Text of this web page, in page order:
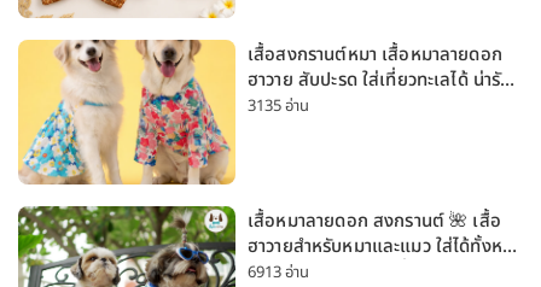
เสื้อสงกรานต์หมา เสื้อหมาลายดอก
ฮาวาย สับปะรด ใส่เที่ยวทะเลได้ น่ารัก
ใส่ได้ทั้งหมาเล็กและหมาใหญ่
3135 อ่าน
เสื้อหมาลายดอก สงกรานต์ 🌺 เสื้อ
ฮาวายสำหรับหมาและแมว ใส่ได้ทั้งหมา
เล็กและหมาใหญ่ ใส่เที่ยวทะเลน่ารัก
6913 อ่าน